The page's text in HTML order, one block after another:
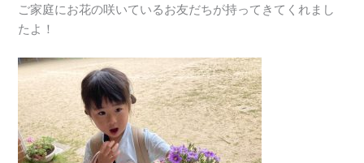
ご家庭にお花の咲いているお友だちが持ってきてくれまし
たよ！